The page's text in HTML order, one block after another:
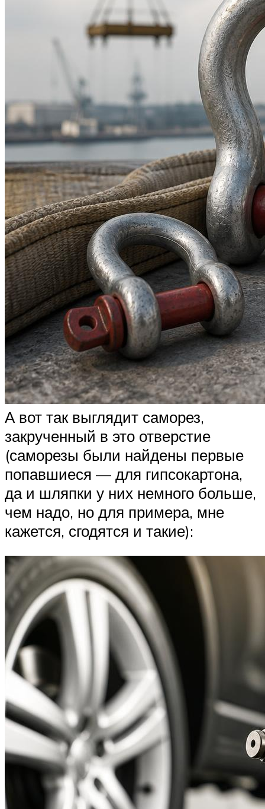
А вот так выглядит саморез,
закрученный в это отверстие
(саморезы были найдены первые
попавшиеся — для гипсокартона,
да и шляпки у них немного больше,
чем надо, но для примера, мне
кажется, сгодятся и такие):